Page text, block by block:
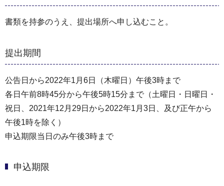
書類を持参のうえ、提出場所へ申し込むこと。
提出期間
公告日から2022年1月6日（木曜日）午後3時まで
各日午前8時45分から午後5時15分まで（⼟曜日・⽇曜日・
祝⽇、2021年12⽉29⽇から2022年1⽉3⽇、及び正午から
午後1時を除く）
申込期限当日のみ午後3時まで
申込期限